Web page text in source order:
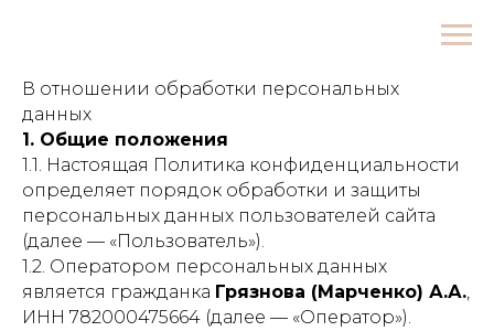
В отношении обработки персональных
данных
1. Общие положения
1.1. Настоящая Политика конфиденциальности
определяет порядок обработки и защиты
персональных данных пользователей сайта
(далее — «Пользователь»).
1.2. Оператором персональных данных
является гражданка Грязнова (Марченко) А.А.,
ИНН 782000475664 (далее — «Оператор»).